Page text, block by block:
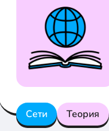
Сети Теория